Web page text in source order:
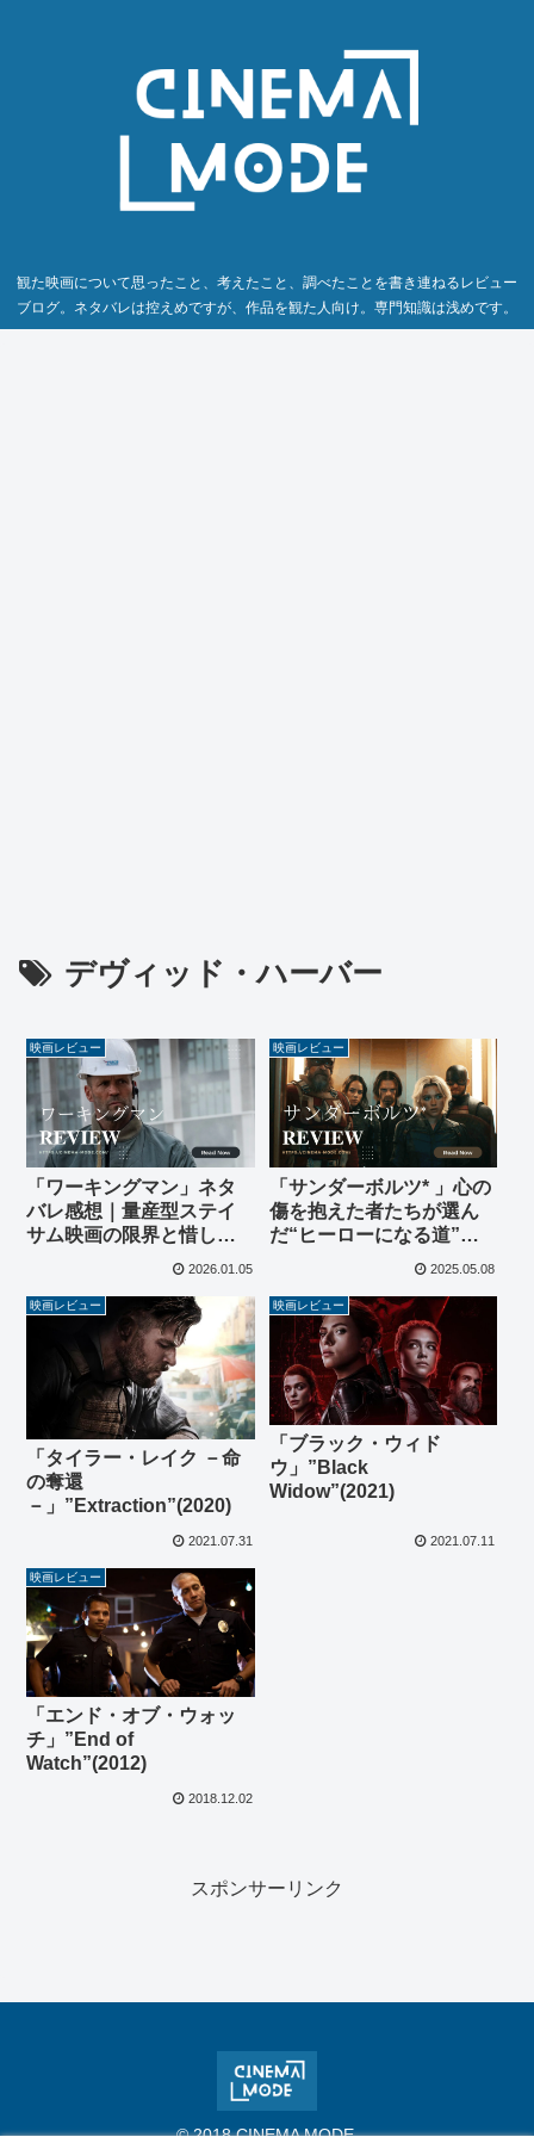
観た映画について思ったこと、考えたこと、調べたことを書き連ねるレビュー
ブログ。ネタバレは控えめですが、作品を観た人向け。専門知識は浅めです。
デヴィッド・ハーバー
映画レビュー
「ワーキングマン」ネタ
バレ感想｜量産型ステイ
サム映画の限界と惜しい
2026.01.05
映画レビュー
「サンダーボルツ* 」心の
傷を抱えた者たちが選ん
だ“ヒーローになる道”、
もう一つのアベンジャー
2025.05.08
映画レビュー
「タイラー・レイク －命
の奪還
－」”Extraction”(2020)
2021.07.31
映画レビュー
「ブラック・ウィド
ウ」”Black
Widow”(2021)
2021.07.11
映画レビュー
「エンド・オブ・ウォッ
チ」”End of
Watch”(2012)
2018.12.02
スポンサーリンク